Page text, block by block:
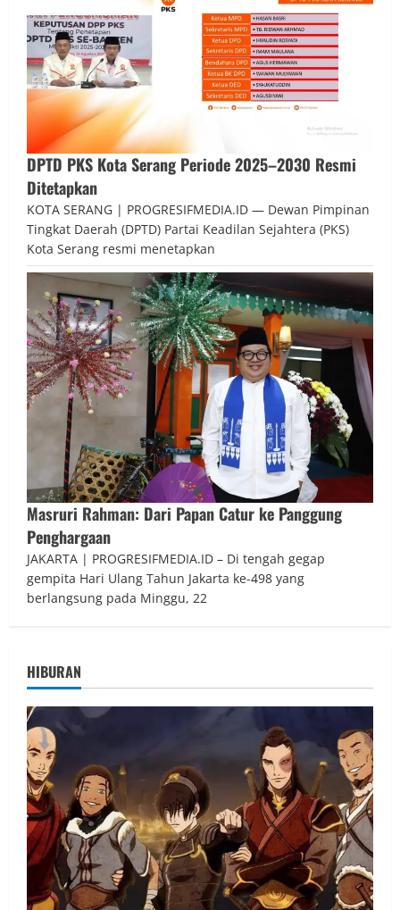
DPTD PKS Kota Serang Periode 2025–2030 Resmi
Ditetapkan
KOTA SERANG | PROGRESIFMEDIA.ID — Dewan Pimpinan
Tingkat Daerah (DPTD) Partai Keadilan Sejahtera (PKS)
Kota Serang resmi menetapkan
Masruri Rahman: Dari Papan Catur ke Panggung
Penghargaan
JAKARTA | PROGRESIFMEDIA.ID – Di tengah gegap
gempita Hari Ulang Tahun Jakarta ke-498 yang
berlangsung pada Minggu, 22
HIBURAN